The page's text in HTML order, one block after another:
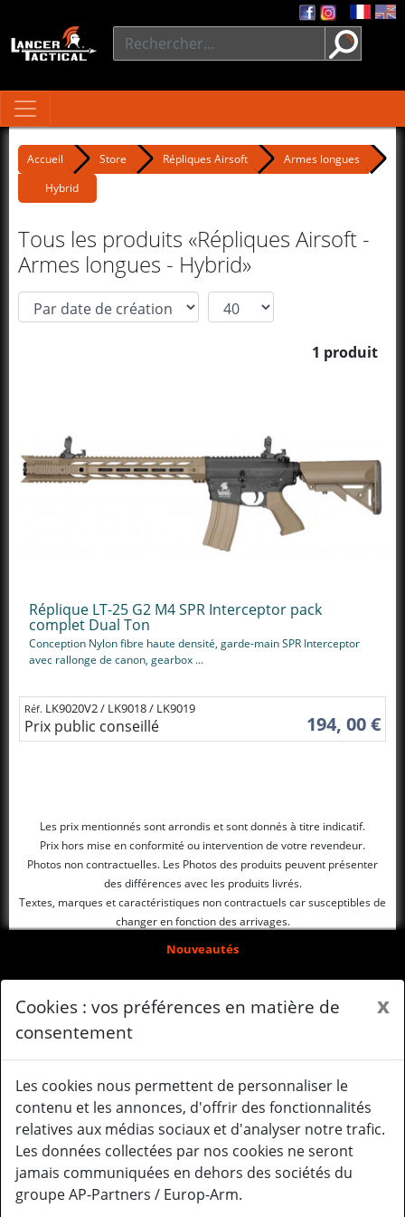
Accueil Store Répliques Airsoft
Armes longues
Hybrid
Tous les produits «Répliques Airsoft -
Armes longues - Hybrid»
1 produit
Réplique LT-25 G2 M4 SPR Interceptor pack
complet Dual Ton
Conception Nylon fibre haute densité, garde-main SPR Interceptor
avec rallonge de canon, gearbox ...
Réf. LK9020V2 / LK9018 / LK9019
Prix public conseillé 194, 00 €
Les prix mentionnés sont arrondis et sont donnés à titre indicatif.
Prix hors mise en conformité ou intervention de votre revendeur.
Photos non contractuelles. Les Photos des produits peuvent présenter
des différences avec les produits livrés.
Textes, marques et caractéristiques non contractuels car susceptibles de
changer en fonction des arrivages.
Nouveautés
Arrivages
Mentions légales
Gérer mes cookies
Le système Gearbox
Mail : contact@lancertactical.eu
Facebook Lancer Tactical Europe
Cookies : vos préférences en matière de
consentement
x
Les cookies nous permettent de personnaliser le
contenu et les annonces, d'offrir des fonctionnalités
relatives aux médias sociaux et d'analyser notre trafic.
Les données collectées par nos cookies ne seront
jamais communiquées en dehors des sociétés du
groupe AP-Partners / Europ-Arm.